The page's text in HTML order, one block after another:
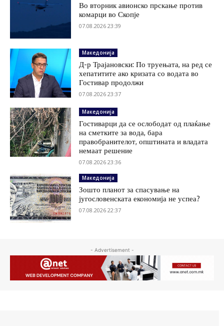
Во вторник авионско прскање против
комарци во Скопје
07.08.2026 23:39
Македонија
Д-р Трајановски: По труењата, на ред се
хепатитите ако кризата со водата во
Гостивар продолжи
07.08.2026 23:37
Македонија
Гостиварци да се ослободат од плаќање
на сметките за вода, бара
правобранителот, општината и владата
немаат решение
07.08.2026 23:36
Македонија
Зошто планот за спасување на
југословенската економија не успеа?
07.08.2026 22:37
- Advertisement -